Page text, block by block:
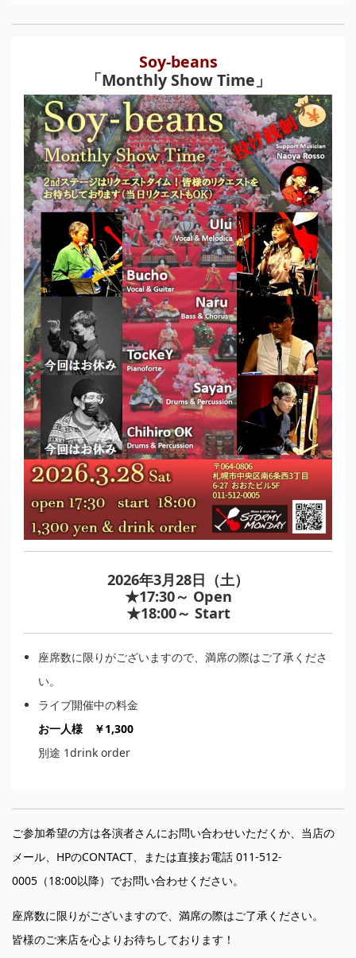
Soy-beans
「Monthly Show Time」
2026年3月28日（土）
★17:30～ Open
★18:00～ Start
座席数に限りがございますので、満席の際はご了承くださ
い。
ライブ開催中の料金
お一人様 ￥1,300
別途 1drink order
ご参加希望の方は各演者さんにお問い合わせいただくか、当店の
メール、HPのCONTACT、または直接お電話 011-512-
0005（18:00以降）でお問い合わせください。
座席数に限りがございますので、満席の際はご了承ください。
皆様のご来店を心よりお待ちしております！